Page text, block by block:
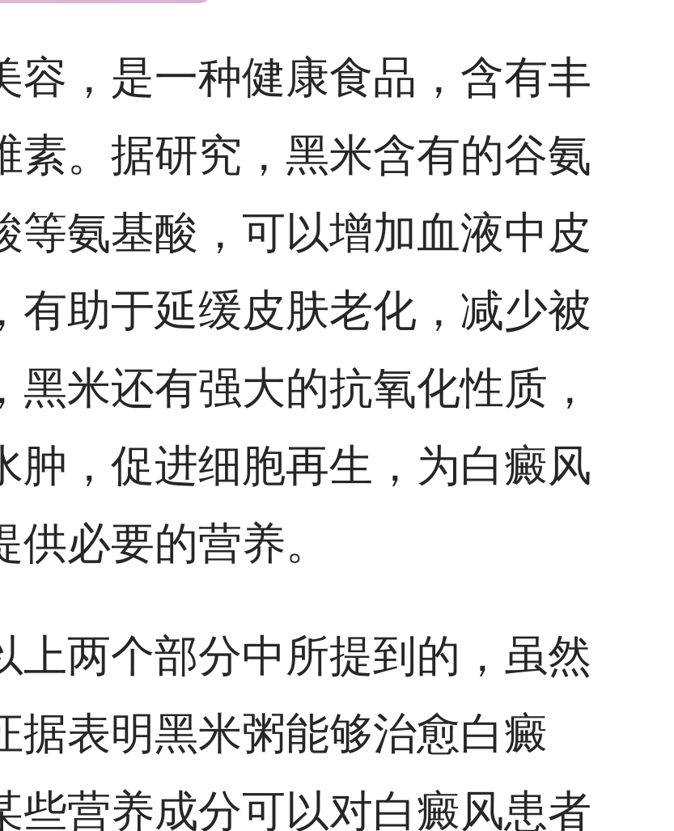
容，是一种健康食品，含有丰
素。据研究，黑米含有的谷氨
等氨基酸，可以增加血液中皮
有助于延缓皮肤老化，减少被
黑米还有强大的抗氧化性质，
肿，促进细胞再生，为白癜风
必要的营养。
上两个部分中所提到的，虽然
据表明黑米粥能够治愈白癜
些营养成分可以对白癜风患者